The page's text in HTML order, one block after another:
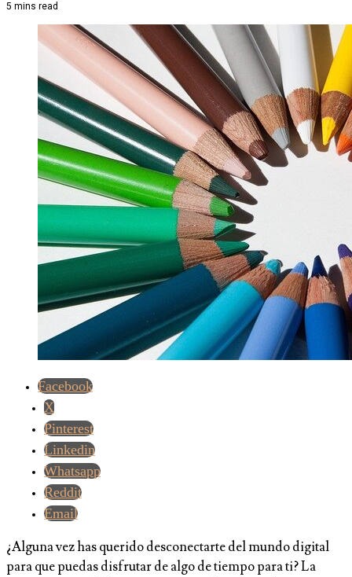
5 mins read
Facebook
X
Pinterest
Linkedin
Whatsapp
Reddit
Email
¿Alguna vez has querido desconectarte del mundo digital
para que puedas disfrutar de algo de tiempo para ti? La